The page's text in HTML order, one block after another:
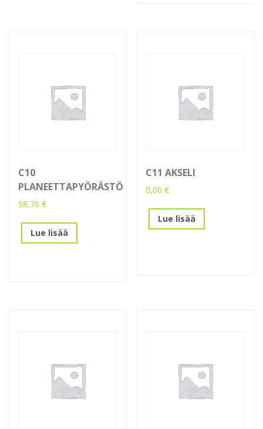
C10
PLANEETTAPYÖRÄSTÖ
58,70 €
Lue lisää
C11 AKSELI
0,00€
Lue lisää